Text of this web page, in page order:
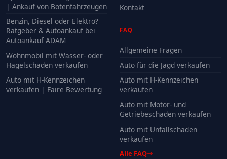
| Ankauf von Botenfahrzeugen
Benzin, Diesel oder Elektro?
Ratgeber & Autoankauf bei
Autoankauf ADAM
Wohnmobil mit Wasser- oder
Hagelschaden verkaufen
Auto mit H-Kennzeichen
verkaufen | Faire Bewertung
Kontakt
FAQ
Allgemeine Fragen
Auto für die Jagd verkaufen
Auto mit H-Kennzeichen
verkaufen
Auto mit Motor- und
Getriebeschaden verkaufen
Auto mit Unfallschaden
verkaufen
Alle FAQ